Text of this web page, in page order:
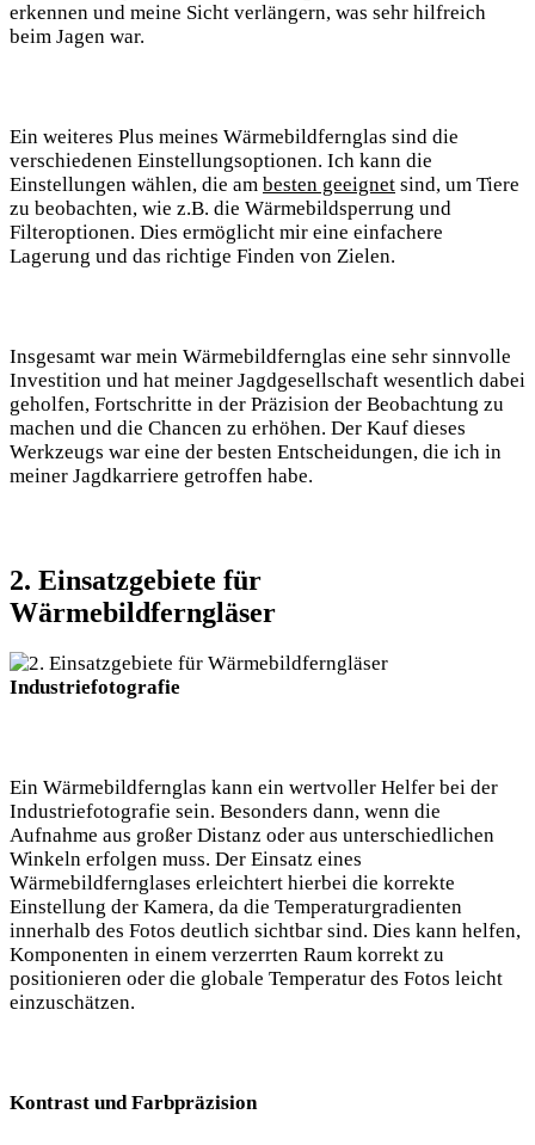
erkennen und meine Sicht verlängern, was sehr hilfreich
beim Jagen war.
Ein weiteres Plus meines Wärmebildfernglas sind die
verschiedenen Einstellungsoptionen. Ich kann die
Einstellungen wählen, die am besten geeignet sind, um Tiere
zu beobachten, wie z.B. die Wärmebildsperrung und
Filteroptionen. Dies ermöglicht mir eine einfachere
Lagerung und das richtige Finden von Zielen.
Insgesamt war mein Wärmebildfernglas eine sehr sinnvolle
Investition und hat meiner Jagdgesellschaft wesentlich dabei
geholfen, Fortschritte in der Präzision der Beobachtung zu
machen und die Chancen zu erhöhen. Der Kauf dieses
Werkzeugs war eine der besten Entscheidungen, die ich in
meiner Jagdkarriere getroffen habe.
2. Einsatzgebiete für
Wärmebildferngläser
Industriefotografie
Ein Wärmebildfernglas kann ein wertvoller Helfer bei der
Industriefotografie sein. Besonders dann, wenn die
Aufnahme aus großer Distanz oder aus unterschiedlichen
Winkeln erfolgen muss. Der Einsatz eines
Wärmebildfernglases erleichtert hierbei die korrekte
Einstellung der Kamera, da die Temperaturgradienten
innerhalb des Fotos deutlich sichtbar sind. Dies kann helfen,
Komponenten in einem verzerrten Raum korrekt zu
positionieren oder die globale Temperatur des Fotos leicht
einzuschätzen.
Kontrast und Farbpräzision